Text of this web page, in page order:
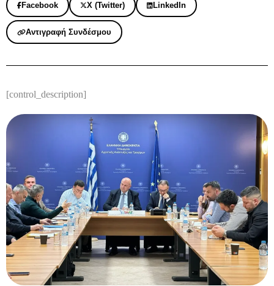
Facebook X (Twitter) LinkedIn
Αντιγραφή Συνδέσμου
[control_description]